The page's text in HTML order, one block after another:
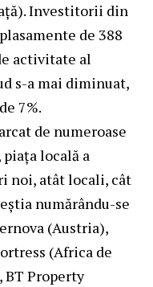
Investitorii din
de 388
activitate al
s-a mai diminuat,
7%.
de numeroase
locală a
noi, atât locali, cât
numărându-se
(Austria),
(Africa de
BT Property